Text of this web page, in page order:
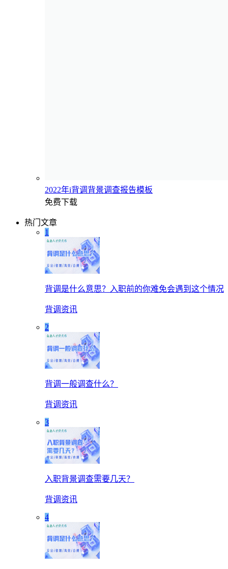
2022年i背调背景调查报告模板
免费下载
热门文章
1
背调是什么意思？入职前的你难免会遇到这个情况
背调资讯
2
背调一般调查什么？
背调资讯
3
入职背景调查需要几天？
背调资讯
4